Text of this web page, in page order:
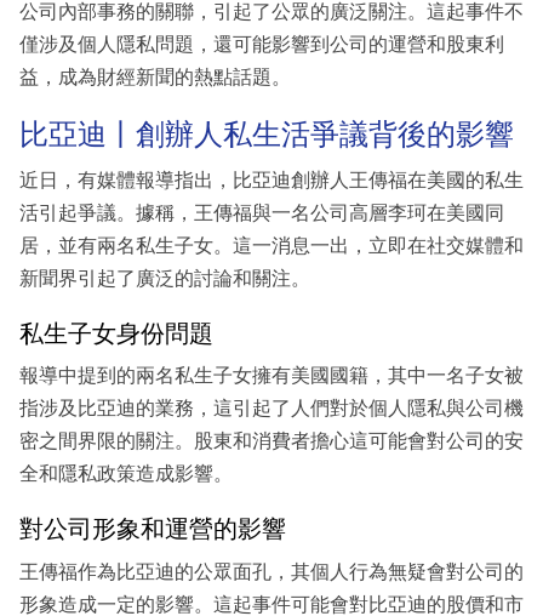
公司內部事務的關聯，引起了公眾的廣泛關注。這起事件不
僅涉及個人隱私問題，還可能影響到公司的運營和股東利
益，成為財經新聞的熱點話題。
比亞迪丨創辦人私生活爭議背後的影響
近日，有媒體報導指出，比亞迪創辦人王傳福在美國的私生
活引起爭議。據稱，王傳福與一名公司高層李珂在美國同
居，並有兩名私生子女。這一消息一出，立即在社交媒體和
新聞界引起了廣泛的討論和關注。
私生子女身份問題
報導中提到的兩名私生子女擁有美國國籍，其中一名子女被
指涉及比亞迪的業務，這引起了人們對於個人隱私與公司機
密之間界限的關注。股東和消費者擔心這可能會對公司的安
全和隱私政策造成影響。
對公司形象和運營的影響
王傳福作為比亞迪的公眾面孔，其個人行為無疑會對公司的
形象造成一定的影響。這起事件可能會對比亞迪的股價和市